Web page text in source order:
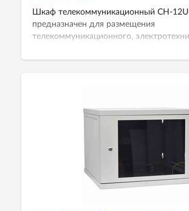
Шкаф телекоммуникационный СН-
предназначен для размещения
телекоммуникационного,
12U. Степень защиты от пыли и влаги:
Размеры (ВхШхГ): 569х600х600 мм.